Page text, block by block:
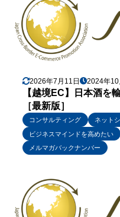
2026年7月11日 2024年10
【越境EC】日本酒を
［最新版］
コンサルティング
ネット
ビジネスマインドを高めたい
メルマガバックナンバー